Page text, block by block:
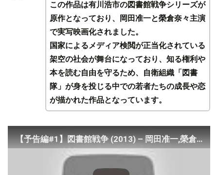
この作品は有川浩市の図書館戦争シリーズが
原作となっており、岡田准一と榮倉奈々主演
で実写映画化されました。
国家によるメディア検閲が正当化されている
架空の社会が舞台になっており、知る権利や
本を読む自由を守るため、自衛組織「図書
隊」が身を投じる中での若者たちの成長や恋
が描かれた作品となっています。
【予告編#1】図書館戦争 (2013) – 岡田准一,榮倉奈々,田中圭